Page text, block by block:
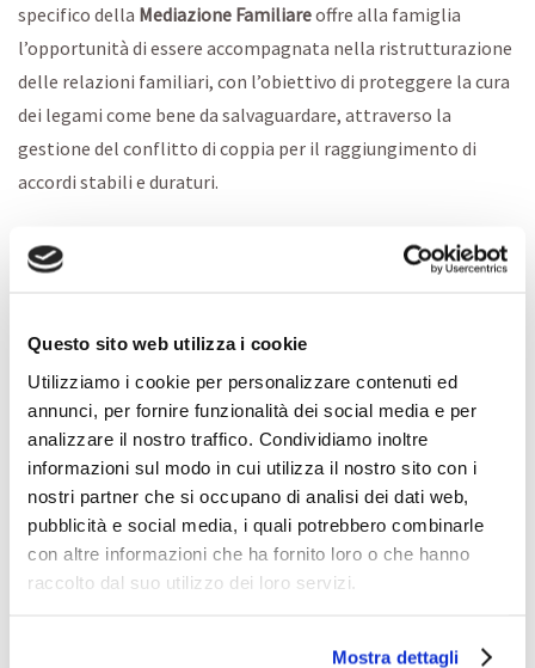
Questo sito web utilizza i cookie
Utilizziamo i cookie per personalizzare contenuti ed
annunci, per fornire funzionalità dei social media e per
analizzare il nostro traffico. Condividiamo inoltre
informazioni sul modo in cui utilizza il nostro sito con i
nostri partner che si occupano di analisi dei dati web,
pubblicità e social media, i quali potrebbero combinarle
con altre informazioni che ha fornito loro o che hanno
raccolto dal suo utilizzo dei loro servizi.
Mostra dettagli
specifico della Mediazione Familiareoffre alla famiglia
l’opportunità di essere accompagnata nella ristrutturazione
delle relazioni familiari, con l’obiettivo di proteggere la cura
dei legami come bene da salvaguardare, attraverso la
gestione del conflitto di coppia per il raggiungimento di
accordi stabili e duraturi.
che coinvolge la coppia
genitoriale, si affianca la proposta dei
Gruppi di Parola,
genitori.
Approfondimento sulla Mediazione Familiare
corsi in partenza